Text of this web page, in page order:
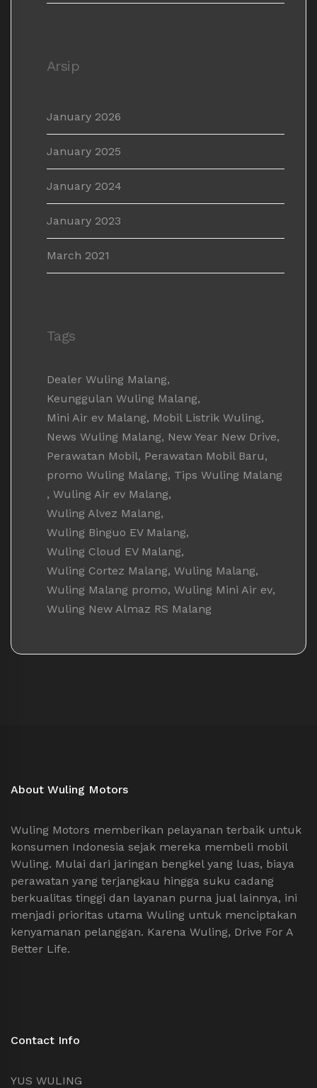
Arsip
January 2026
January 2025
January 2024
January 2023
March 2021
Tags
Dealer Wuling Malang,
Keunggulan Wuling Malang,
Mini Air ev Malang, Mobil Listrik Wuling,
News Wuling Malang, New Year New Drive,
Perawatan Mobil, Perawatan Mobil Baru,
promo Wuling Malang, Tips Wuling Malang
, Wuling Air ev Malang,
Wuling Alvez Malang,
Wuling Binguo EV Malang,
Wuling Cloud EV Malang,
Wuling Cortez Malang, Wuling Malang,
Wuling Malang promo, Wuling Mini Air ev,
Wuling New Almaz RS Malang
About Wuling Motors
Wuling Motors memberikan pelayanan terbaik untuk
konsumen Indonesia sejak mereka membeli mobil
Wuling. Mulai dari jaringan bengkel yang luas, biaya
perawatan yang terjangkau hingga suku cadang
berkualitas tinggi dan layanan purna jual lainnya, ini
menjadi prioritas utama Wuling untuk menciptakan
kenyamanan pelanggan. Karena Wuling, Drive For A
Better Life.
Contact Info
YUS WULING